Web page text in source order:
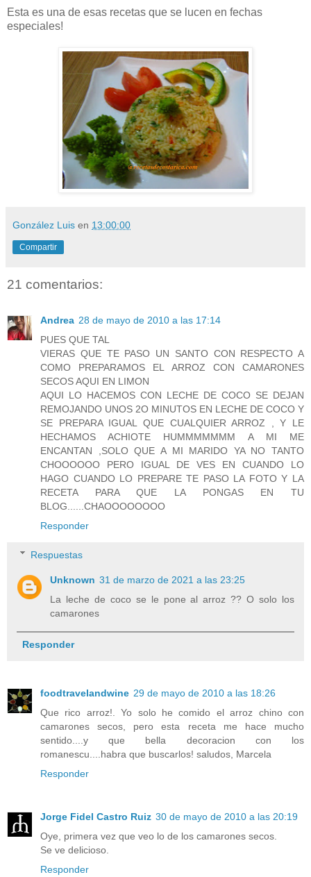
Esta es una de esas recetas que se lucen en fechas
especiales!
González Luis en 13:00:00
Compartir
21 comentarios:
Andrea 28 de mayo de 2010 a las 17:14
PUES QUE TAL
VIERAS QUE TE PASO UN SANTO CON RESPECTO A
COMO PREPARAMOS EL ARROZ CON CAMARONES
SECOS AQUI EN LIMON
AQUI LO HACEMOS CON LECHE DE COCO SE DEJAN
REMOJANDO UNOS 2O MINUTOS EN LECHE DE COCO Y
SE PREPARA IGUAL QUE CUALQUIER ARROZ , Y LE
HECHAMOS ACHIOTE HUMMMMMMM A MI ME
ENCANTAN ,SOLO QUE A MI MARIDO YA NO TANTO
CHOOOOOO PERO IGUAL DE VES EN CUANDO LO
HAGO CUANDO LO PREPARE TE PASO LA FOTO Y LA
RECETA PARA QUE LA PONGAS EN TU
BLOG......CHAOOOOOOOO
Responder
Respuestas
Unknown 31 de marzo de 2021 a las 23:25
La leche de coco se le pone al arroz ?? O solo los
camarones
Responder
foodtravelandwine 29 de mayo de 2010 a las 18:26
Que rico arroz!. Yo solo he comido el arroz chino con
camarones secos, pero esta receta me hace mucho
sentido....y que bella decoracion con los
romanescu....habra que buscarlos! saludos, Marcela
Responder
Jorge Fidel Castro Ruiz 30 de mayo de 2010 a las 20:19
Oye, primera vez que veo lo de los camarones secos.
Se ve delicioso.
Responder